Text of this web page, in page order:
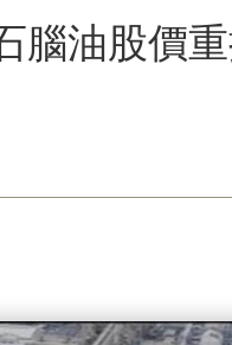
腦油股價